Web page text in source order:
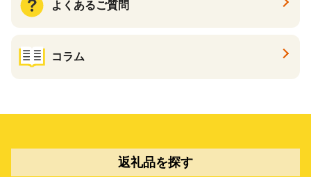
よくあるご質問
コラム
返礼品を探す